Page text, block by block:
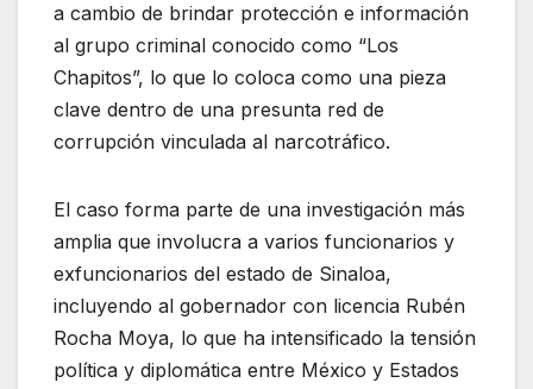
a cambio de brindar protección e información
al grupo criminal conocido como “Los
Chapitos”, lo que lo coloca como una pieza
clave dentro de una presunta red de
corrupción vinculada al narcotráfico.
El caso forma parte de una investigación más
amplia que involucra a varios funcionarios y
exfuncionarios del estado de Sinaloa,
incluyendo al gobernador con licencia Rubén
Rocha Moya, lo que ha intensificado la tensión
política y diplomática entre México y Estados